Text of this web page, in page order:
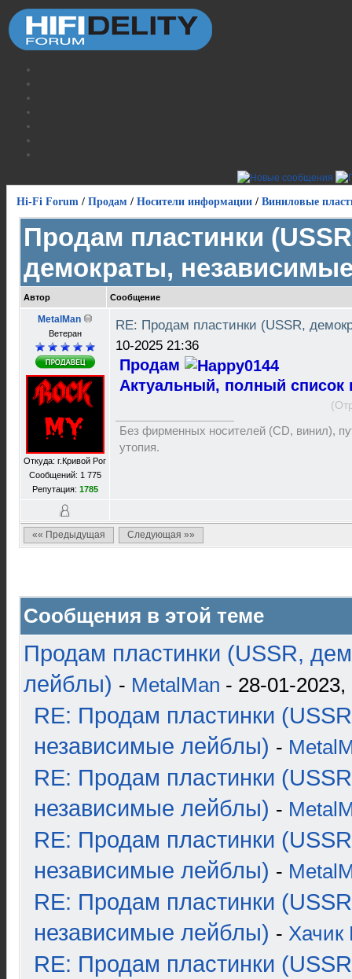
Hi-Fi Forum / Продам / Носители информации / Виниловые
Продам пластинки
демократы,
Автор Сообщение
MetalMan
Ветеран
Откуда: г.Кривой Рог
Сообщений: 1 775
Репутация: 1785
RE: Продам пластинки (USSR,
10-2025 21:36
Продам
Актуальный, полный список
Без фирменных носителей (CD, винил),
утопия.
«« Предыдущая Следующая »»
Сообщения в этой теме
Продам пластинки (USSR,
лейблы) - MetalMan - 28-01-2023,
RE: Продам пластинки
независимые лейблы) -
RE: Продам пластинки
независимые лейблы) -
RE: Продам пластинки
независимые лейблы) -
RE: Продам пластинки
независимые лейблы) - Хачик
RE: Продам пластинки